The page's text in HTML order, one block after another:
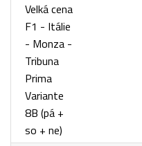
Velká cena
F1 - Itálie
- Monza -
Tribuna
Prima
Variante
8B (pá +
so + ne)